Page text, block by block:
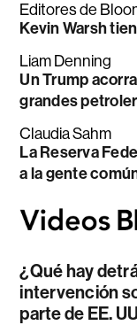
Editores de
Kevin Warsh
Liam Denning
Un Trump
grandes
Claudia Sahm
La Reserva
a la gente
¿Qué hay
intervención
parte de EE.